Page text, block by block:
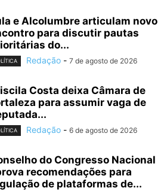
e Alcolumbre articulam novo
para discutir pautas
do...
Redação - 7 de agosto de 2026
Costa deixa Câmara de
para assumir vaga de
Redação - 6 de agosto de 2026
do Congresso Nacional
recomendações para
de plataformas de...